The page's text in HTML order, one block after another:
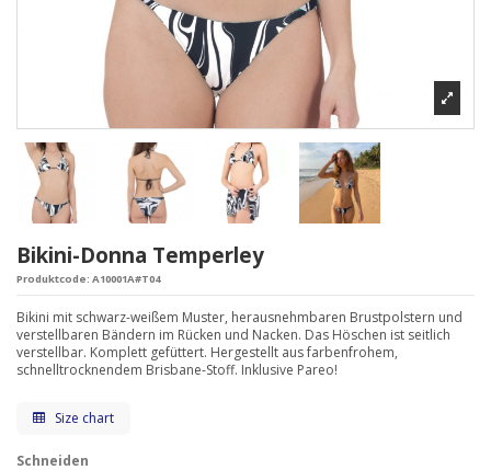
Bikini-Donna Temperley
Produktcode: A10001A#T04
Bikini mit schwarz-weißem Muster, herausnehmbaren Brustpolstern und
verstellbaren Bändern im Rücken und Nacken. Das Höschen ist seitlich
verstellbar. Komplett gefüttert. Hergestellt aus farbenfrohem,
schnelltrocknendem Brisbane-Stoff. Inklusive Pareo!
Size chart
Schneiden